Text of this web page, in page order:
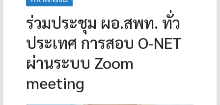
ร่วมประชุม ผอ.สพท. ทั่ว
ประเทศ การสอบ O-NET
ผ่านระบบ Zoom
meeting